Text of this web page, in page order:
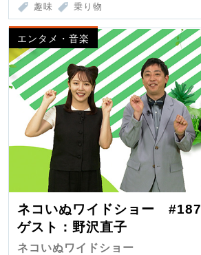
趣味 乗り物
エンタメ・音楽
ネコいぬワイドショー #187
ゲスト：野沢直子
ネコいぬワイドショー